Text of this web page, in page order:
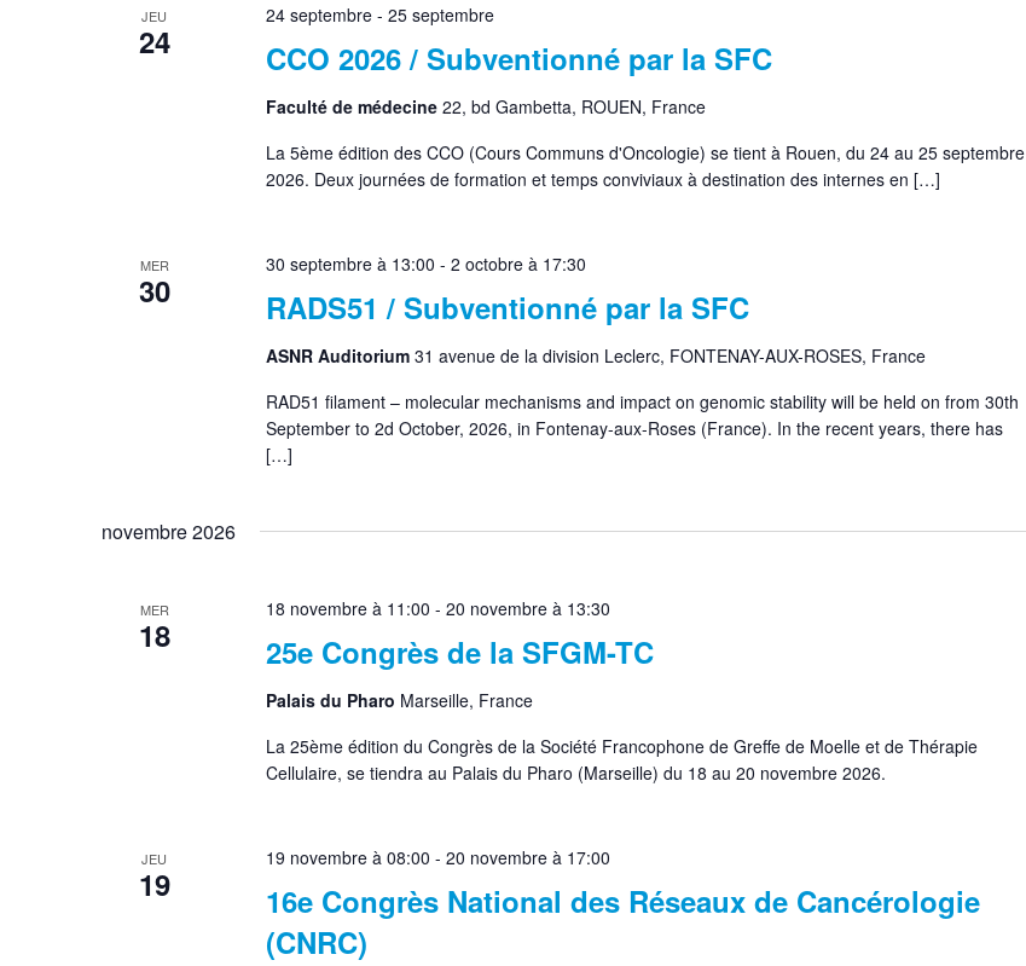
JEU
24 CCO 2026 / Subventionné par la SFC
24 septembre- 25 septembre
Faculté de médecine 22, bd Gambetta, ROUEN, France
La 5ème édition des CCO (Cours Communs d'Oncologie) se tient à Rouen, du 24 au 25 septembre
2026. Deux journées de formation et temps conviviaux à destination des internes en […]
MER
30 RADS51 / Subventionné par la SFC
30 septembre à 13:00 - 2 octobre à 17:30
ASNR Auditorium 31 avenue de la division Leclerc, FONTENAY-AUX-ROSES, France
RAD51 filament – molecular mechanisms and impact on genomic stability will be held on from 30th
September to 2d October, 2026, in Fontenay-aux-Roses (France). In the recent years, there has
[…]
novembre 2026
MER
18 25e Congrès de la SFGM-TC
18 novembre à 11:00 - 20 novembre à 13:30
Palais du Pharo Marseille, France
La 25ème édition du Congrès de la Société Francophone de Greffe de Moelle et de Thérapie
Cellulaire, se tiendra au Palais du Pharo (Marseille) du 18 au 20 novembre 2026.
JEU
19
16e Congrès National des Réseaux de Cancérologie
(CNRC)
19 novembre à 08:00 - 20 novembre à 17:00